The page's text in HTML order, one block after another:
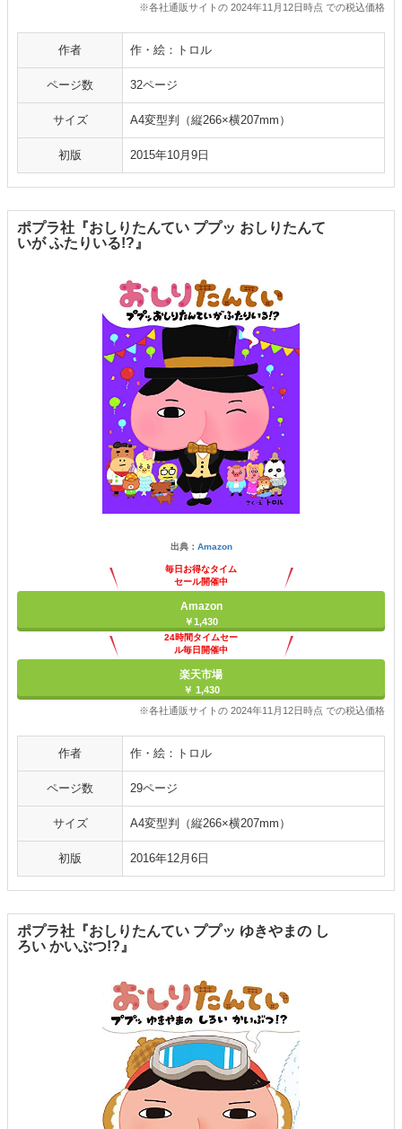
※各社通販サイトの 2024年11月12日時点 での税込価格
作者 作・絵：トロル
ページ数 32ページ
サイズ A4変型判（縦266×横207mm）
初版 2015年10月9日
ポプラ社『おしりたんてい ププッ おしりたんて
いが ふたりいる!?』
出典： Amazon
毎日お得なタイム
セール開催中
Amazon
￥1,430
24時間タイムセー
ル毎日開催中
楽天市場
￥ 1,430
※各社通販サイトの 2024年11月12日時点 での税込価格
作者 作・絵：トロル
ページ数 29ページ
サイズ A4変型判（縦266×横207mm）
初版 2016年12月6日
ポプラ社『おしりたんてい ププッ ゆきやまの し
ろい かいぶつ!?』